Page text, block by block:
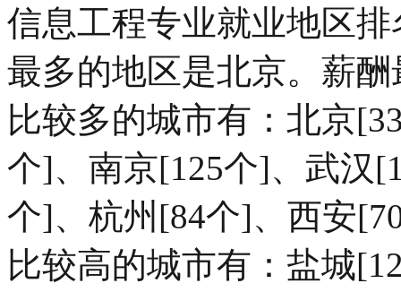
信息工程专业就业地区
最多的地区是北京。薪
比较多的城市有：北京
个]、南京[125个]、武汉
个]、杭州[84个]、西安
比较高的城市有：盐城